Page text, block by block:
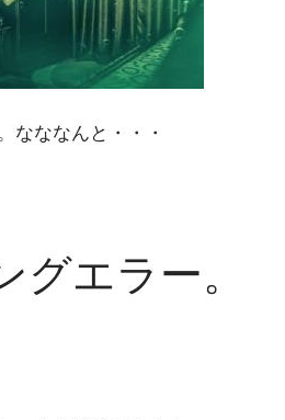
なななんと・・・
グエラー。